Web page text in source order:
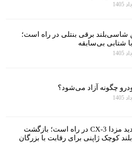
شاسی‌بلند برقی بنتلی در راه است؛
چگونه آزاد می‌شود؟
نسل جدید مزدا CX-3 در راه است؛ بازگشت
کوچک ژاپنی برای رقابت با بزرگان